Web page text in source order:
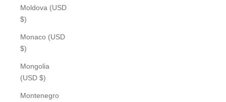
Moldova (USD
$)
Monaco (USD
$)
Mongolia
(USD $)
Montenegro